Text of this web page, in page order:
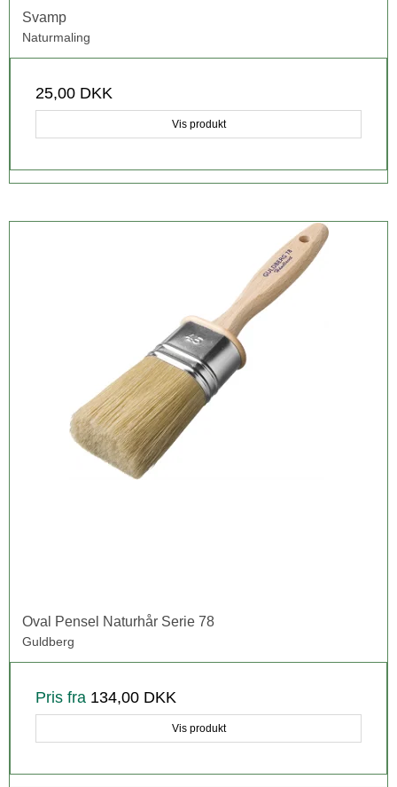
Svamp
Naturmaling
25,00 DKK
Vis produkt
Oval Pensel Naturhår Serie 78
Guldberg
Pris fra 134,00 DKK
Vis produkt